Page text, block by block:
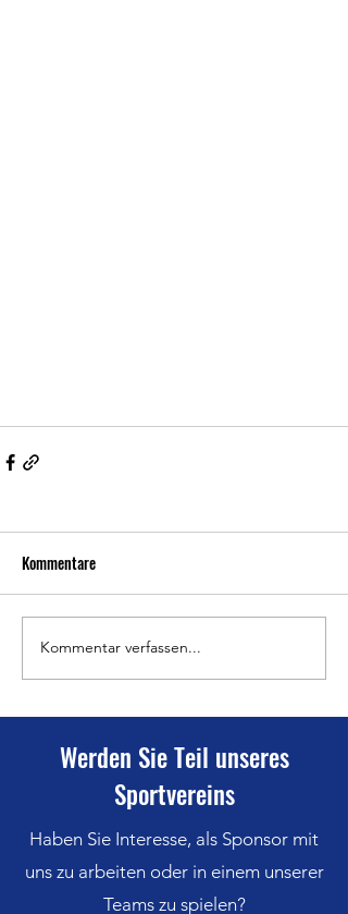
Kommentare
Kommentar verfassen...
Werden Sie Teil unseres
Sportvereins
Haben Sie Interesse, als Sponsor mit
uns zu arbeiten oder in einem unserer
Teams zu spielen?